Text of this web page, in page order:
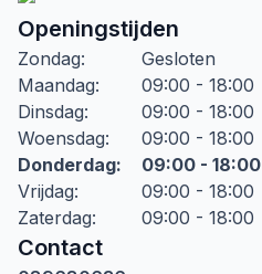
Openingstijden
Zondag:
Gesloten
Maandag:
09:00 - 18:00
Dinsdag:
09:00 - 18:00
Woensdag:
09:00 - 18:00
Donderdag:
09:00 - 18:00
Vrijdag:
09:00 - 18:00
Zaterdag: 09:00 - 18:00
Contact